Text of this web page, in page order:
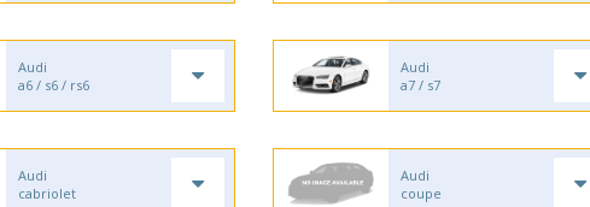
Audi
a6 / s6 / rs6
Audi
a7 / s7
Audi
cabriolet
Audi
coupe